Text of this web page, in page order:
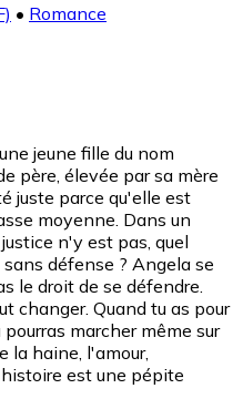
• Romance
jeune fille du nom
père, élevée par sa mère
juste parce qu'elle est
moyenne. Dans un
n'y est pas, quel
défense ? Angela se
le droit de se défendre.
changer. Quand tu as pour
marcher même sur
la haine, l'amour,
est une pépite